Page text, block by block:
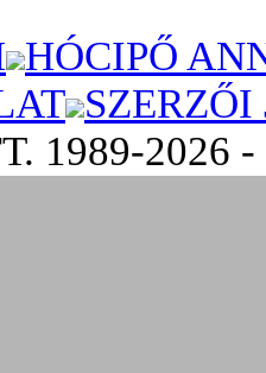
HÓCIPŐ
SZERZŐI
1989-2026